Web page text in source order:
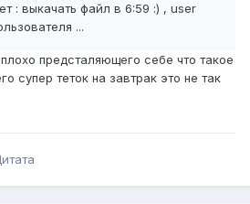
: выкачать файл в 6:59 :) , user
...
предсталяющего себе что такое
супер теток на завтрак это не так